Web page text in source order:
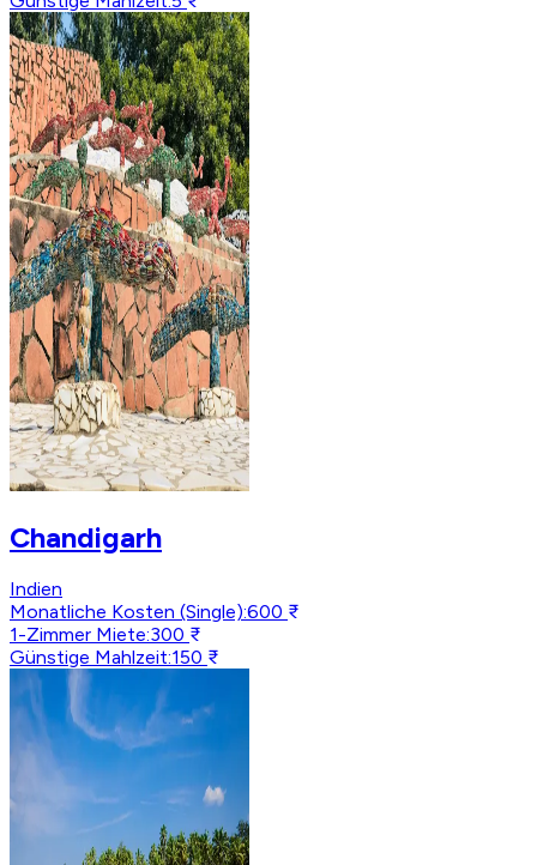
Chandigarh
Indien
Monatliche Kosten (Single):600 ₹
1-Zimmer Miete:300 ₹
Günstige Mahlzeit:150 ₹